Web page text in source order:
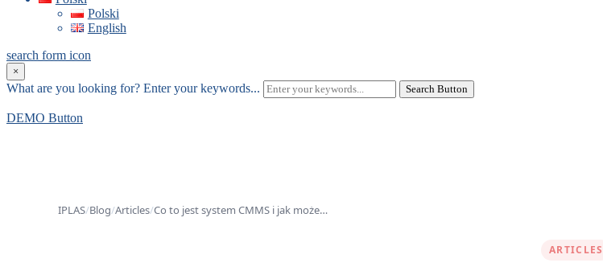
Polski
English
search form icon
×
What are you looking for? Enter your keywords... Search Button
DEMO Button
IPLAS/Blog/Articles/Co to jest system CMMS i jak może…
ARTICLES